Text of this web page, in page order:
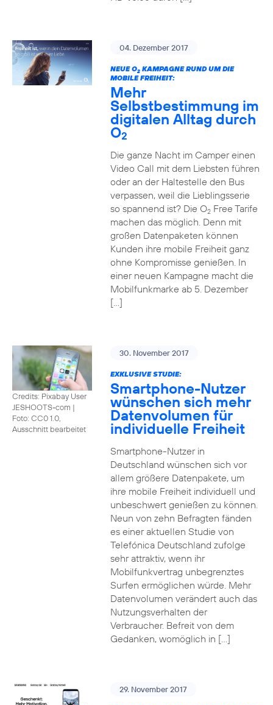
04. Dezember 2017
NEUE O2KAMPAGNE RUND UM DIE
MOBILE FREIHEIT:
Mehr
Selbstbestimmung im
digitalen Alltag durch
O2
Die ganze Nacht im Camper einen
Video Call mit dem Liebsten führen
oder an der Haltestelle den Bus
verpassen, weil die Lieblingsserie
so spannend ist? Die O2Free Tarife
machen das möglich. Denn mit
großen Datenpaketen können
Kunden ihre mobile Freiheit ganz
ohne Kompromisse genießen. In
einer neuen Kampagne macht die
Mobilfunkmarke ab 5. Dezember
[…]
Credits: Pixabay User
JESHOOTS-com |
Foto: CC0 1.0,
Ausschnitt bearbeitet
30. November 2017
EXKLUSIVE STUDIE:
Smartphone-Nutzer
wünschen sich mehr
Datenvolumen für
individuelle Freiheit
Smartphone-Nutzer in
Deutschland wünschen sich vor
allem größere Datenpakete, um
ihre mobile Freiheit individuell und
unbeschwert genießen zu können.
Neun von zehn Befragten fänden
es einer aktuellen Studie von
Telefónica Deutschland zufolge
sehr attraktiv, wenn ihr
Mobilfunkvertrag unbegrenztes
Surfen ermöglichen würde. Mehr
Datenvolumen verändert auch das
Nutzungsverhalten der
Verbraucher. Befreit von dem
Gedanken, womöglich in […]
29. November 2017